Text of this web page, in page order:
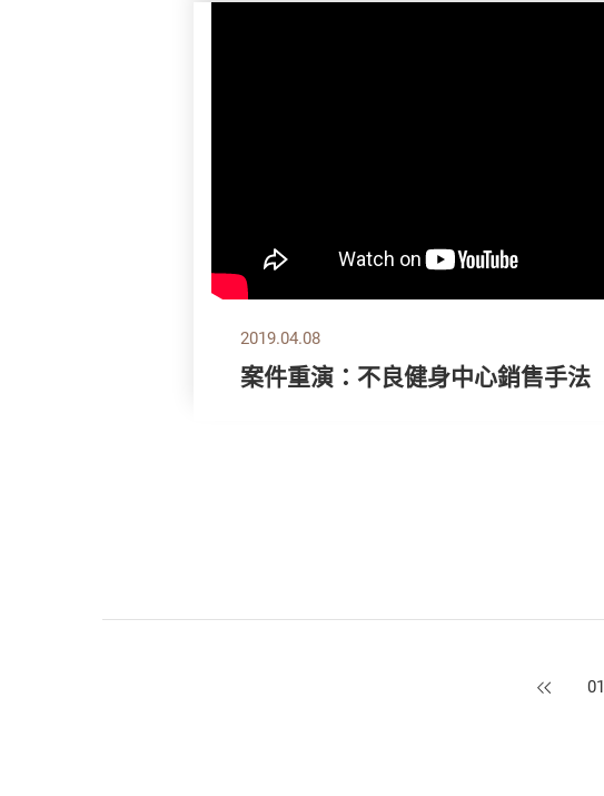
2019.04.08
案件重演：不良健身中心銷售手法
上一頁
01